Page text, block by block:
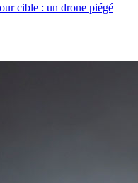
cible : un drone piégé